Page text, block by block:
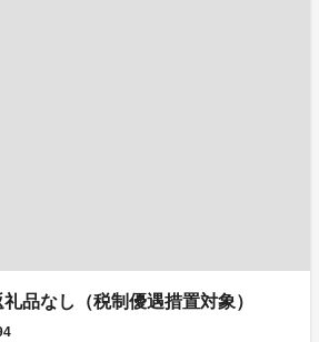
品なし（税制優遇措置対象）